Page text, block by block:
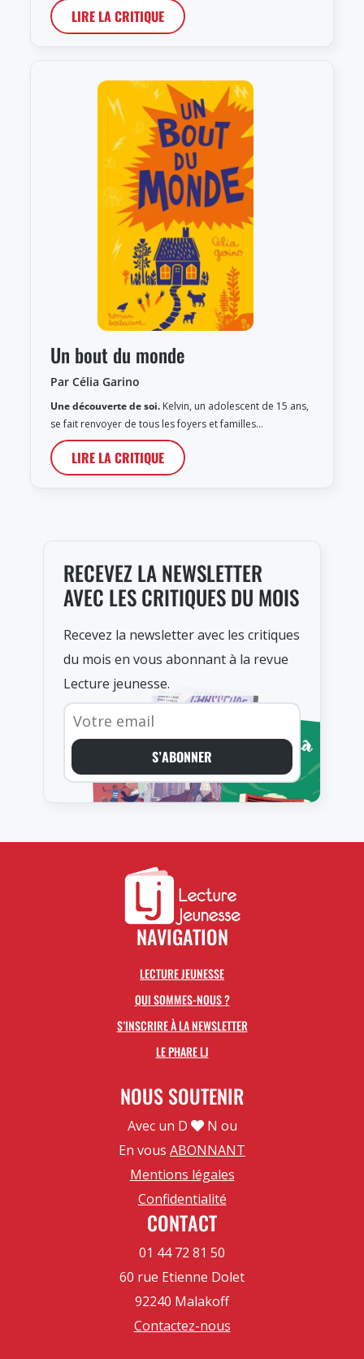
LIRE LA CRITIQUE
Un bout du monde
Par Célia Garino
Une découverte de soi. Kelvin, un adolescent de 15 ans,
se fait renvoyer de tous les foyers et familles…
LIRE LA CRITIQUE
RECEVEZ LA NEWSLETTER
AVEC LES CRITIQUES DU MOIS
Recevez la newsletter avec les critiques
du mois en vous abonnant à la revue
Lecture jeunesse.
S’ABONNER
NAVIGATION
LECTURE JEUNESSE
QUI SOMMES-NOUS ?
S’INSCRIRE À LA NEWSLETTER
LE PHARE LJ
NOUS SOUTENIR
Avec un D
N ou
En vous ABONNANT
Mentions légales
Confidentialité
CONTACT
01 44 72 81 50
60 rue Etienne Dolet
92240 Malakoff
Contactez-nous